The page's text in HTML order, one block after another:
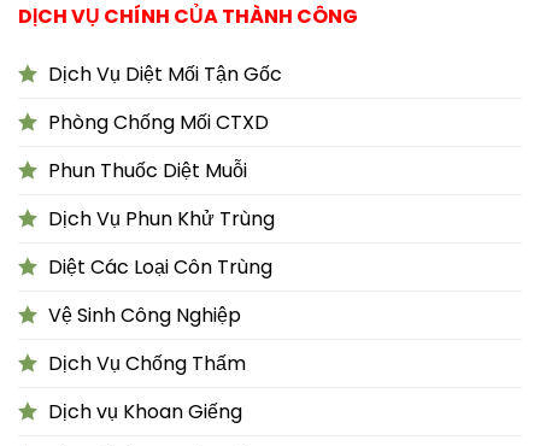
DỊCH VỤ CHÍNH CỦA THÀNH CÔNG
Dịch Vụ Diệt Mối Tận Gốc
Phòng Chống Mối CTXD
Phun Thuốc Diệt Muỗi
Dịch Vụ Phun Khử Trùng
Diệt Các Loại Côn Trùng
Vệ Sinh Công Nghiệp
Dịch Vụ Chống Thấm
Dịch vụ Khoan Giếng